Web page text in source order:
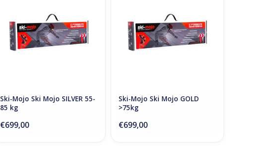
Ski-Mojo Ski Mojo SILVER 55-
85 kg
€699,00
Ski-Mojo Ski Mojo GOLD
>75kg
€699,00